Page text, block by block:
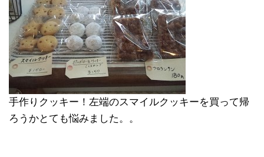
手作りクッキー！左端のスマイルクッキーを買って帰
ろうかとても悩みました。。